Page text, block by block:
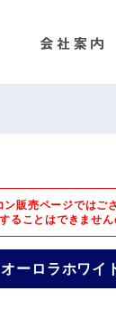
販売ページではご
ることはできません
ーロラホワイ